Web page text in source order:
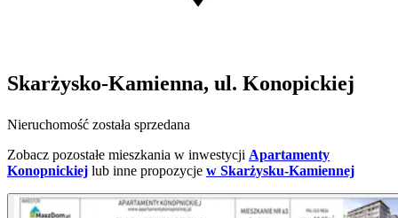
Skarżysko-Kamienna, ul. Konopickiej
Nieruchomość została sprzedana
Zobacz pozostałe mieszkania w inwestycji Apartamenty
Konopnickiej lub inne propozycje w Skarżysku-Kamiennej